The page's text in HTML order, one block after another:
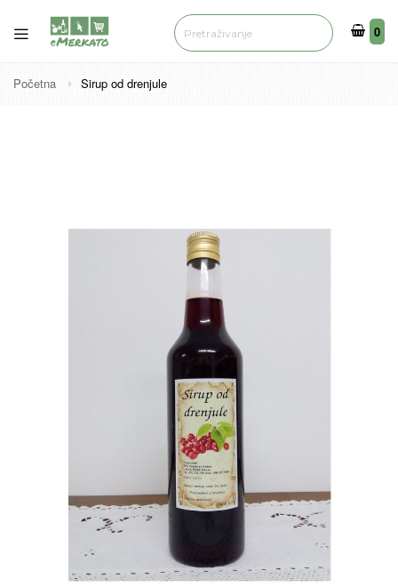
00
Početna Sirup od drenjule